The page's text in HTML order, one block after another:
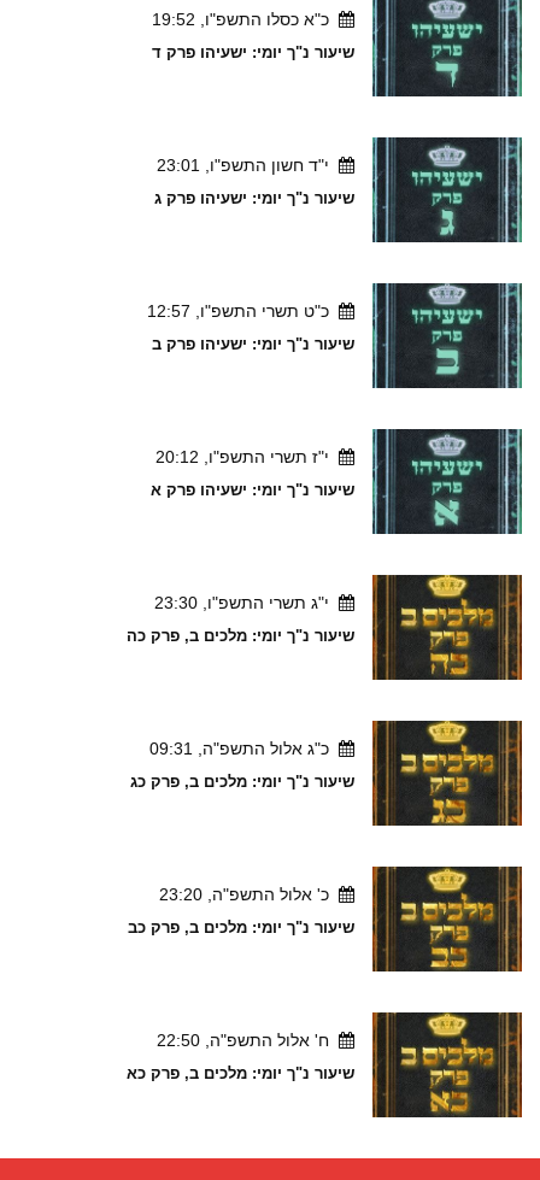
כ"א כסלו התשפ"ו, 19:52
שיעור נ"ך יומי: ישעיהו פרק ד
י"ד חשון התשפ"ו, 23:01
שיעור נ"ך יומי: ישעיהו פרק ג
כ"ט תשרי התשפ"ו, 12:57
שיעור נ"ך יומי: ישעיהו פרק ב
י"ז תשרי התשפ"ו, 20:12
שיעור נ"ך יומי: ישעיהו פרק א
י"ג תשרי התשפ"ו, 23:30
שיעור נ"ך יומי: מלכים ב, פרק כה
כ"ג אלול התשפ"ה, 09:31
שיעור נ"ך יומי: מלכים ב, פרק כג
כ' אלול התשפ"ה, 23:20
שיעור נ"ך יומי: מלכים ב, פרק כב
ח' אלול התשפ"ה, 22:50
שיעור נ"ך יומי: מלכים ב, פרק כא